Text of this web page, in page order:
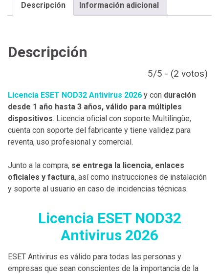
Descripción Información adicional
Descripción
5/5 - (2 votos)
Licencia ESET NOD32 Antivirus 2026 y con duración
desde 1 año hasta 3 años, válido para múltiples
dispositivos. Licencia oficial con soporte Multilingüe,
cuenta con soporte del fabricante y tiene validez para
reventa, uso profesional y comercial.
Junto a la compra, se entrega la licencia, enlaces
oficiales y factura, así como instrucciones de instalación
y soporte al usuario en caso de incidencias técnicas.
Licencia ESET NOD32
Antivirus 2026
ESET Antivirus es válido para todas las personas y
empresas que sean conscientes de la importancia de la